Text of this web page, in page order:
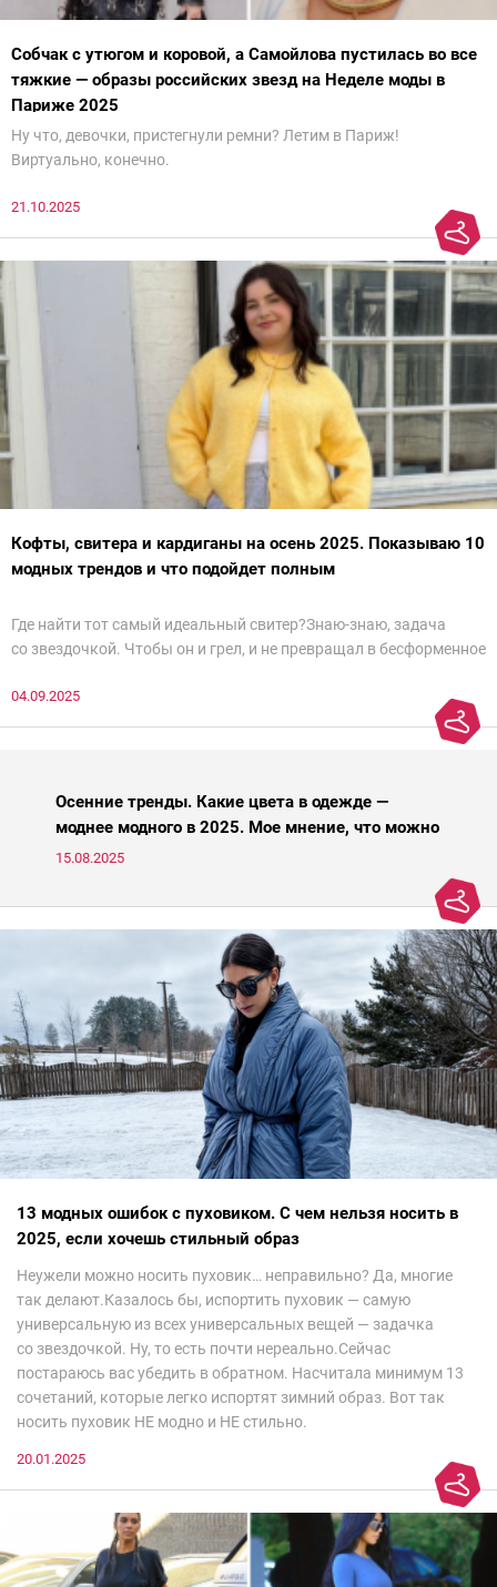
Собчак с утюгом и коровой, а Самойлова пустилась во все
тяжкие — образы российских звезд на Неделе моды в
Париже 2025
Ну что, девочки, пристегнули ремни? Летим в Париж!
Виртуально, конечно.
21.10.2025
Кофты, свитера и кардиганы на осень 2025. Показываю 10
модных трендов и что подойдет полным
Где найти тот самый идеальный свитер?Знаю-знаю, задача
со звездочкой. Чтобы он и грел, и не превращал в бесформенное
паники.
04.09.2025
Осенние тренды. Какие цвета в одежде —
моднее модного в 2025. Мое мнение, что можно
носить, а что нет
15.08.2025
13 модных ошибок с пуховиком. С чем нельзя носить в
2025, если хочешь стильный образ
Неужели можно носить пуховик… неправильно? Да, многие
так делают.Казалось бы, испортить пуховик — самую
универсальную из всех универсальных вещей — задачка
со звездочкой. Ну, то есть почти нереально.Сейчас
постараюсь вас убедить в обратном. Насчитала минимум 13
сочетаний, которые легко испортят зимний образ. Вот так
носить пуховик НЕ модно и НЕ стильно.
20.01.2025